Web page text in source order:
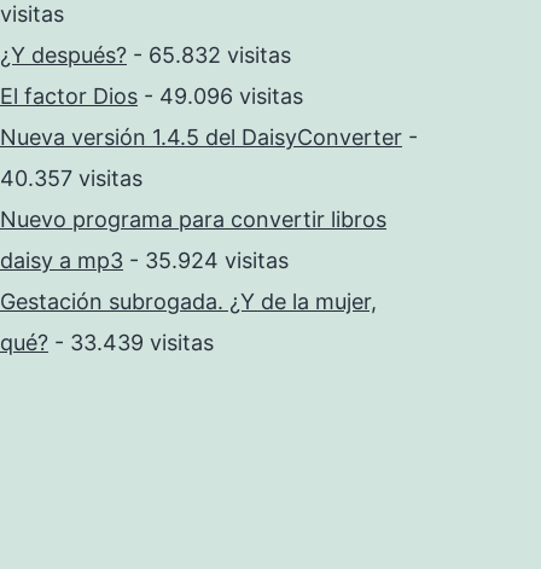
visitas
¿Y después? - 65.832 visitas
El factor Dios - 49.096 visitas
Nueva versión 1.4.5 del DaisyConverter -
40.357 visitas
Nuevo programa para convertir libros
daisy a mp3 - 35.924 visitas
Gestación subrogada. ¿Y de la mujer,
qué? - 33.439 visitas